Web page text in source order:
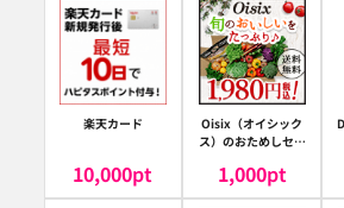
楽天カード
10,000pt
Oisix（オイシック
ス）のおためしセッ
1,000pt